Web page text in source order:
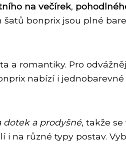
na večírek,
bonprix jsou plné
a romantiky. Pro
nabízí i
dotek a prodyšné, takže
na různé typy postav.